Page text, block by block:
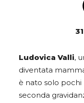
Ludovica Valli,
diventata
è nato solo pochi
seconda